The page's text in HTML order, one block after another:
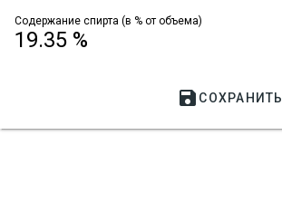
Содержание спирта (в % от объема)
19.35 %
 СОХРАНИТЬ